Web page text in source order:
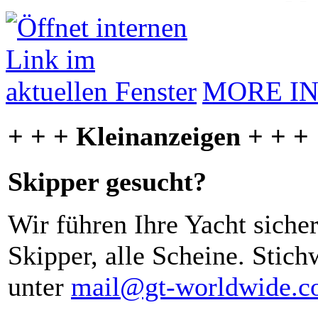
MORE
+ + + Kleinanzeigen + + +
Skipper gesucht?
Wir führen Ihre Yacht
Skipper, alle Scheine.
unter mail@gt-